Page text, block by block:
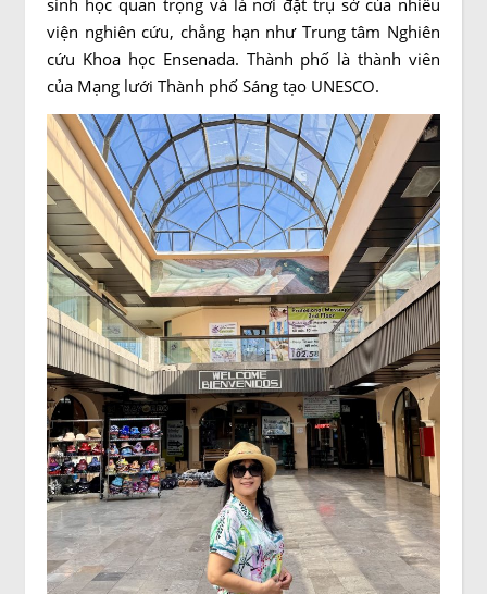
sinh học quan trọng và là nơi đặt trụ sở của nhiều
viện nghiên cứu, chẳng hạn như Trung tâm Nghiên
cứu Khoa học Ensenada. Thành phố là thành viên
của Mạng lưới Thành phố Sáng tạo UNESCO.